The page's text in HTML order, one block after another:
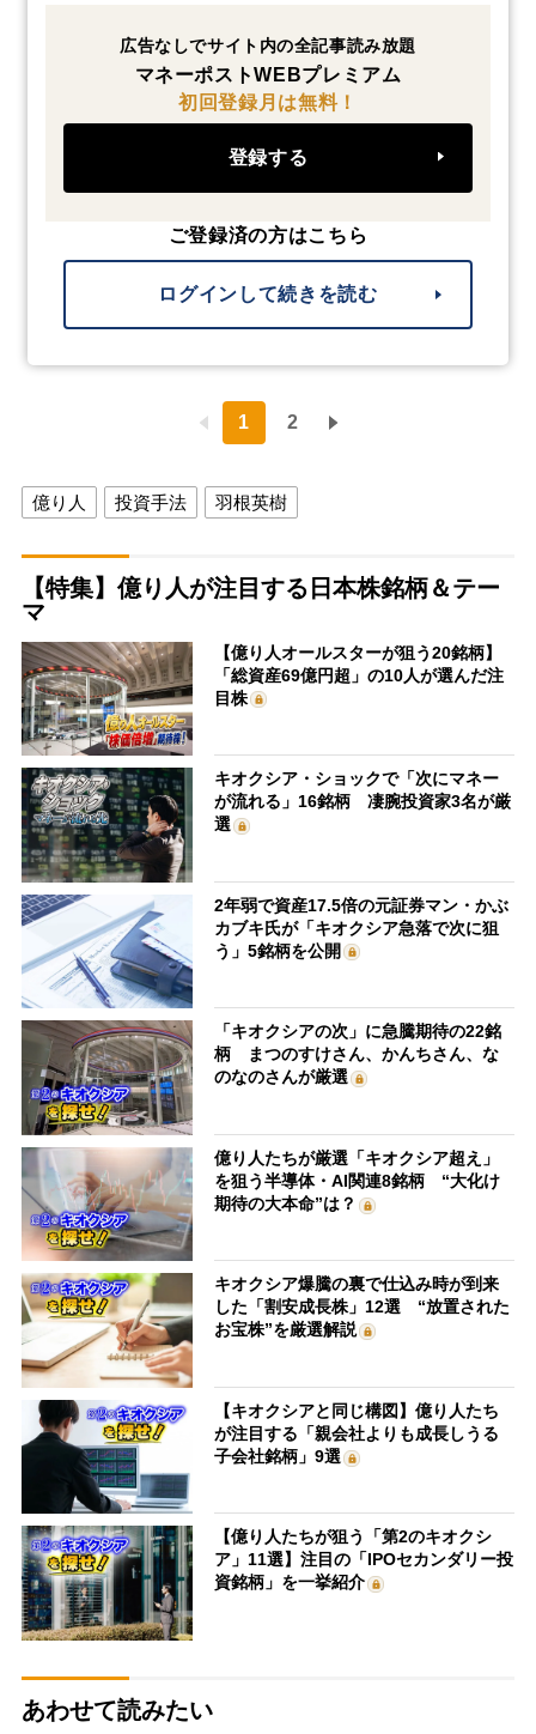
広告なしでサイト内の全記事読み放題
マネーポストWEBプレミアム
初回登録月は無料！
登録する
ご登録済の方はこちら
ログインして続きを読む
1 2
億り人 投資手法 羽根英樹
【特集】億り人が注目する日本株銘柄＆テー
マ
【億り人オールスターが狙う20銘柄】
「総資産69億円超」の10人が選んだ注
目株
キオクシア・ショックで「次にマネー
が流れる」16銘柄 凄腕投資家3名が厳
選
2年弱で資産17.5倍の元証券マン・かぶ
カブキ氏が「キオクシア急落で次に狙
う」5銘柄を公開
「キオクシアの次」に急騰期待の22銘
柄 まつのすけさん、かんちさん、な
のなのさんが厳選
億り人たちが厳選「キオクシア超え」
を狙う半導体・AI関連8銘柄 “大化け
期待の大本命”は？
キオクシア爆騰の裏で仕込み時が到来
した「割安成長株」12選 “放置された
お宝株”を厳選解説
【キオクシアと同じ構図】億り人たち
が注目する「親会社よりも成長しうる
子会社銘柄」9選
【億り人たちが狙う「第2のキオクシ
ア」11選】注目の「IPOセカンダリー投
資銘柄」を一挙紹介
あわせて読みたい